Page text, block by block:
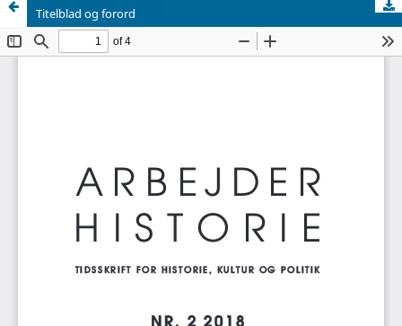
Titelblad og forord